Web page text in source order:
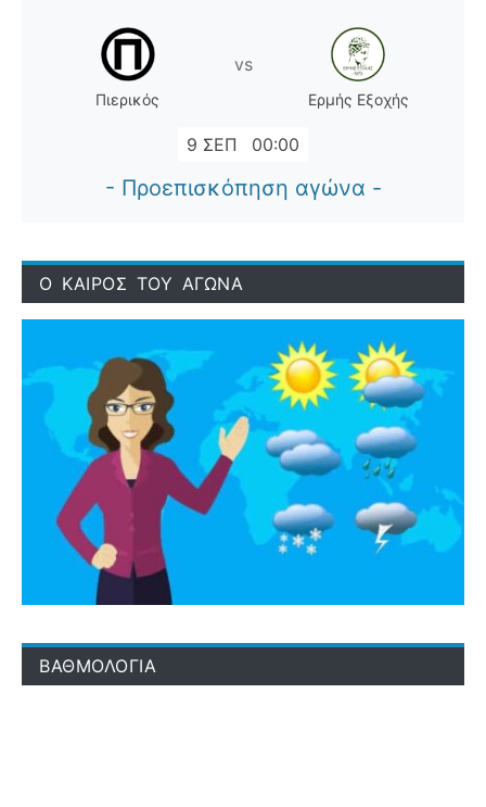
Πιερικός
vs
Ερμής Εξοχής
9 ΣΕΠ 00:00
- Προεπισκόπηση αγώνα -
Ο ΚΑΙΡΟΣ ΤΟΥ ΑΓΩΝΑ
ΒΑΘΜΟΛΟΓΙΑ